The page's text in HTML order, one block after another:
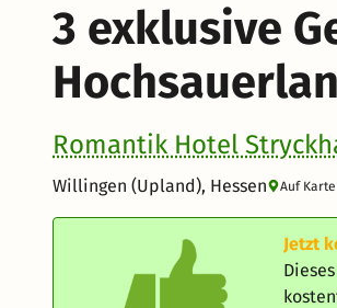
3 exklusive
Romantik Hotel
Willingen (Upland), Hessen Auf
Jetzt